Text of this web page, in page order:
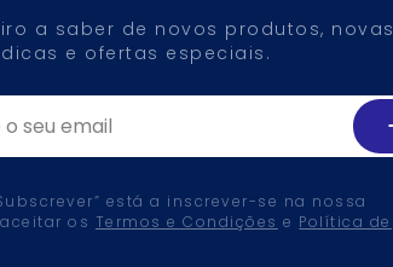
a saber de novos produtos, novas
e ofertas especiais.
está a inscrever-se na nossa
os Termos e Condições e Política de